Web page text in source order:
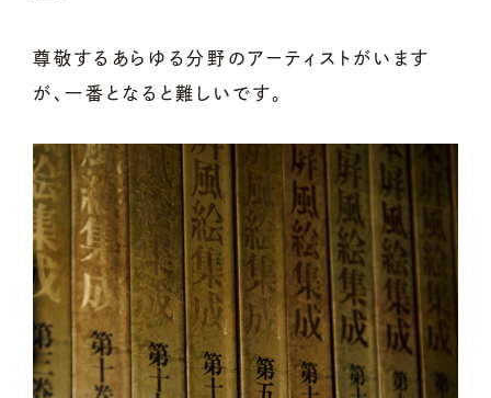
尊敬するあらゆる分野のアーティストがいます
が、一番となると難しいです。